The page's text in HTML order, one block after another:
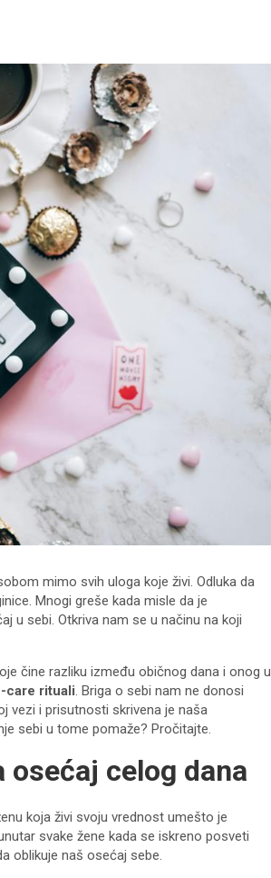
mimo svih uloga koje živi. Odluka da
Mnogi greše kada misle da je
u sebi. Otkriva nam se u načinu na koji
čine razliku između običnog dana i onog u
care rituali. Briga o sebi nam ne donosi
vezi i prisutnosti skrivena je naša
sebi u tome pomaže? Pročitajte.
osećaj celog dana
koja živi svoju vrednost umešto je
svake žene kada se iskreno posveti
oblikuje naš osećaj sebe.